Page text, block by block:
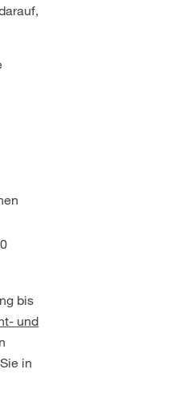
bis
und
in